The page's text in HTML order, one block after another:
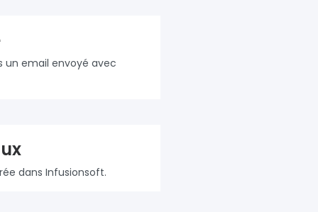
un email envoyé avec
dans Infusionsoft.